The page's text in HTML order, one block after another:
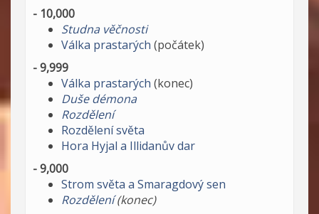
- 10,000
Studna věčnosti
Válka prastarých (počátek)
- 9,999
Válka prastarých (konec)
Duše démona
Rozdělení
Rozdělení světa
Hora Hyjal a Illidanův dar
- 9,000
Strom světa a Smaragdový sen
Rozdělení(konec)